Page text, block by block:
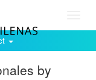
by